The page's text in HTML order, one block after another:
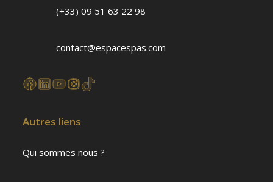
(+33) 09 51 63 22 98
contact@espacespas.com
Autres liens
Qui sommes nous ?